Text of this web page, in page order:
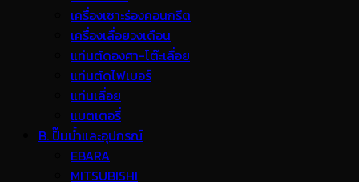
เครื่องเซาะร่องคอนกรีต
เครื่องเลื่อยวงเดือน
แท่นตัดองศา-โต๊ะเลื่อย
แท่นตัดไฟเบอร์
แท่นเลื่อย
แบตเตอรี่
B. ปั๊มน้ำและอุปกรณ์
EBARA
MITSUBISHI